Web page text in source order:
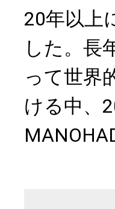
20年以上
した。長
って世界
ける中、